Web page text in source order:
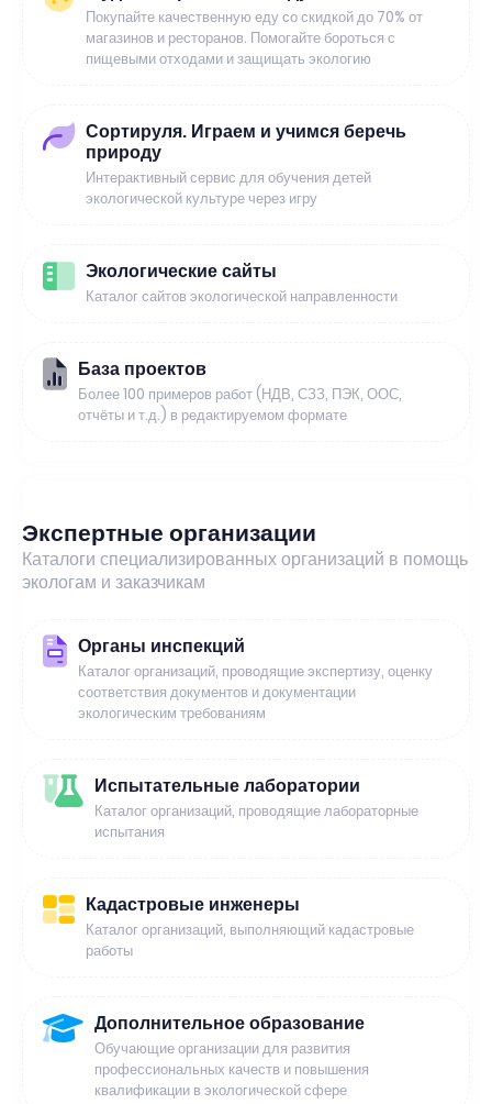
Покупайте качественную еду со скидкой до 70% от
магазинов и ресторанов. Помогайте бороться с
пищевыми отходами и защищать экологию
Сортируля. Играем и учимся беречь
природу
Интерактивный сервис для обучения детей
экологической культуре через игру
Экологические сайты
Каталог сайтов экологической направленности
База проектов
Более 100 примеров работ (НДВ, СЗЗ, ПЭК, ООС,
отчёты и т.д.) в редактируемом формате
Экспертные организации
Каталоги специализированных организаций в помощь
экологам и заказчикам
Органы инспекций
Каталог организаций, проводящие экспертизу, оценку
соответствия документов и документации
экологическим требованиям
Испытательные лаборатории
Каталог организаций, проводящие лабораторные
испытания
Кадастровые инженеры
Каталог организаций, выполняющий кадастровые
работы
Дополнительное образование
Обучающие организации для развития
профессиональных качеств и повышения
квалификации в экологической сфере